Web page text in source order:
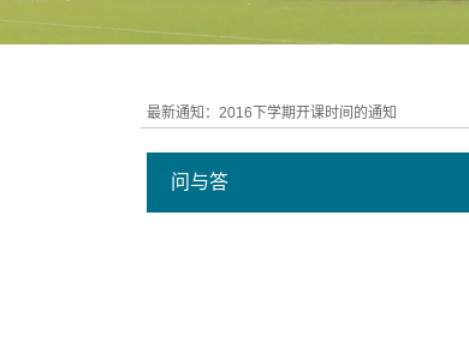
最新通知： 2016下学期开课时间的通知
问与答